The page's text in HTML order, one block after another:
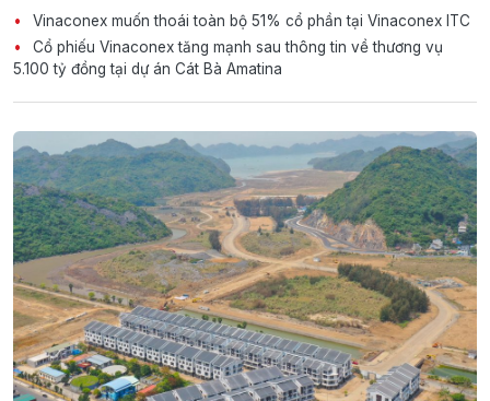
Vinaconex muốn thoái toàn bộ 51% cổ phần tại Vinaconex ITC
Cổ phiếu Vinaconex tăng mạnh sau thông tin về thương vụ
5.100 tỷ đồng tại dự án Cát Bà Amatina